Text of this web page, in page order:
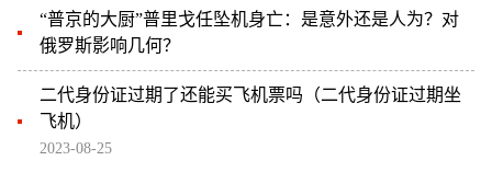
“普京的大厨”普里戈任坠机身亡：是意外还是人为？对
俄罗斯影响几何？
二代身份证过期了还能买飞机票吗（二代身份证过期坐
飞机）
2023-08-25